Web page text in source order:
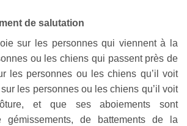
de salutation
sur les personnes qui viennent à la
ou les chiens qui passent près de
les personnes ou les chiens qu’il voit
les personnes ou les chiens qu’il voit
et que ses aboiements sont
gémissements, de battements de la